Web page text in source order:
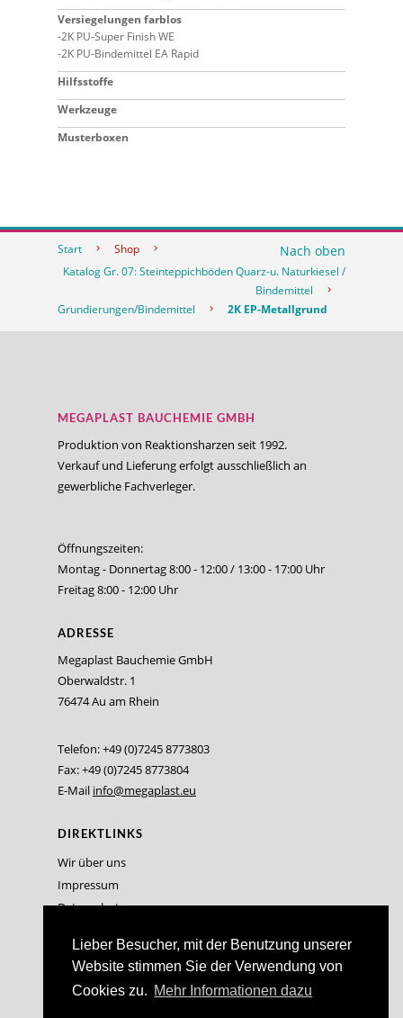
Lieber Besucher, mit der Benutzung unserer
Website stimmen Sie der Verwendung von
Cookies zu. Mehr Informationen dazu
Versiegelungen farblos
2K PU-Super Finish WE
2K PU-Bindemittel EA Rapid
Hilfsstoffe
Werkzeuge
Musterboxen
Nach oben
Start
Shop
Katalog Gr. 07: Steinteppichböden Quarz-u. Naturkiesel /
Bindemittel
Grundierungen/Bindemittel
2K EP-Metallgrund
MEGAPLAST BAUCHEMIE GMBH
Produktion von Reaktionsharzen seit 1992.
Verkauf und Lieferung erfolgt ausschließlich an
gewerbliche Fachverleger.
Öffnungszeiten:
Montag - Donnertag 8:00 - 12:00 / 13:00 - 17:00 Uhr
Freitag 8:00 - 12:00 Uhr
ADRESSE
Megaplast Bauchemie GmbH
Oberwaldstr. 1
76474 Au am Rhein
Telefon: +49 (0)7245 8773803
Fax: +49 (0)7245 8773804
E-Mail info@megaplast.eu
DIREKTLINKS
Wir über uns
Impressum
Datenschutz
© 2026 Megaplast Bauchemie GmbH. Alle Rechte vorbehalten.